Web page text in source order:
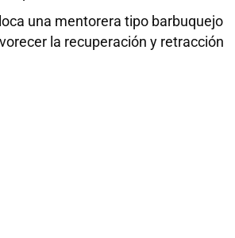
una mentorera tipo barbuquejo
la recuperación y retracción